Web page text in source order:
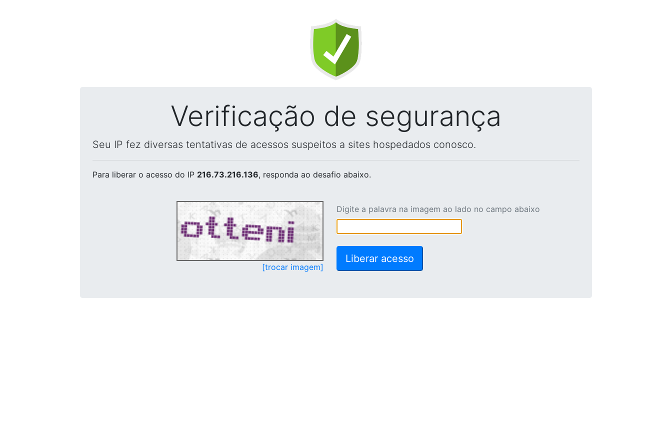
Verificação de segurança
Seu IP fez diversas tentativas de acessos suspeitos a sites hospedados conosco.
Para liberar o acesso do IP 216.73.216.136, responda ao desafio abaixo.
[trocar imagem]
Digite a palavra na imagem ao lado no campo abaixo